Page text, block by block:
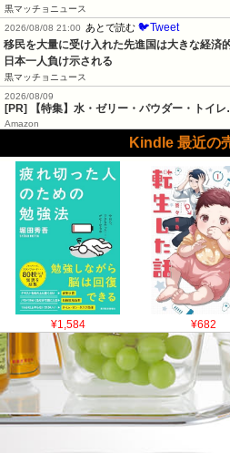
黒マッチョニュース
2026/08/08 21:00
あとで読む 🐦Tweet
移民を大量に受け入れた先進国は大きな経済
日本一人負け示される
黒マッチョニュース
2026/08/09
[PR] 【特集】水・ゼリー・パウダー・トイ
Amazon
Kindle 最近の
¥1,584 ¥682